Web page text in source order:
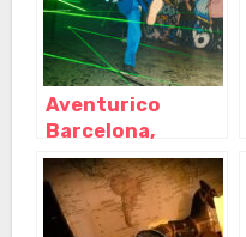
Aventurico
Barcelona,
Barcelona –
Cataluña